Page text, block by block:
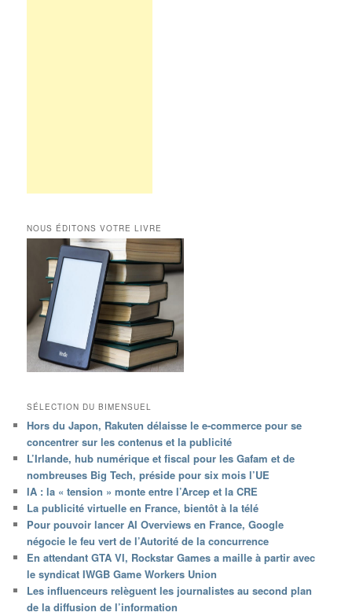
NOUS ÉDITONS VOTRE LIVRE
SÉLECTION DU BIMENSUEL
Hors du Japon, Rakuten délaisse le e-commerce pour se
concentrer sur les contenus et la publicité
L’Irlande, hub numérique et fiscal pour les Gafam et de
nombreuses Big Tech, préside pour six mois l’UE
IA : la « tension » monte entre l’Arcep et la CRE
La publicité virtuelle en France, bientôt à la télé
Pour pouvoir lancer AI Overviews en France, Google
négocie le feu vert de l’Autorité de la concurrence
En attendant GTA VI, Rockstar Games a maille à partir avec
le syndicat IWGB Game Workers Union
Les influenceurs relèguent les journalistes au second plan
de la diffusion de l’information